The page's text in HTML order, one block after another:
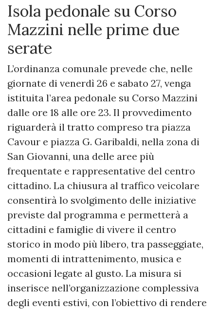
Isola pedonale su Corso
Mazzini nelle prime due
serate
L’ordinanza comunale prevede che, nelle
giornate di venerdì 26 e sabato 27, venga
istituita l’area pedonale su Corso Mazzini
dalle ore 18 alle ore 23. Il provvedimento
riguarderà il tratto compreso tra piazza
Cavour e piazza G. Garibaldi, nella zona di
San Giovanni, una delle aree più
frequentate e rappresentative del centro
cittadino. La chiusura al traffico veicolare
consentirà lo svolgimento delle iniziative
previste dal programma e permetterà a
cittadini e famiglie di vivere il centro
storico in modo più libero, tra passeggiate,
momenti di intrattenimento, musica e
occasioni legate al gusto. La misura si
inserisce nell’organizzazione complessiva
degli eventi estivi, con l’obiettivo di rendere